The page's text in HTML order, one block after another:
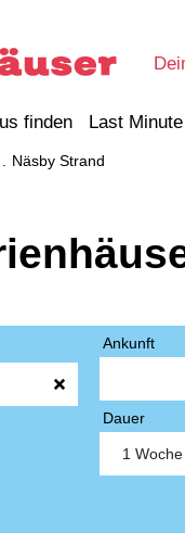
finden Last Minute
Näsby Strand
Ankunft
Dauer